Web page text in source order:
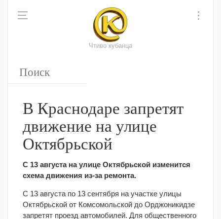
Чтиво кубанца
В Краснодаре запретят
движение на улице
Октябрьской
С 13 августа на улице Октябрьской изменится
схема движения из-за ремонта.
С 13 августа по 13 сентября на участке улицы
Октябрьской от Комсомольской до Орджоникидзе
запретят проезд автомобилей. Для общественного